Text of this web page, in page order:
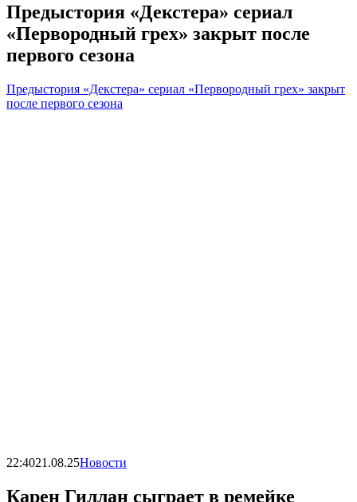
Предыстория «Декстера» сериал
«Первородный грех» закрыт после
первого сезона
Предыстория «Декстера» сериал «Первородный грех» закрыт
после первого сезона
22:4021.08.25Новости
Карен Гиллан сыграет в ремейке